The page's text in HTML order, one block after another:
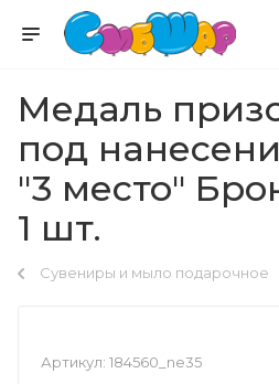
Медаль
под
"3 место"
1 шт.
Сувениры и мыло подарочное
Артикул: 184560_ne35